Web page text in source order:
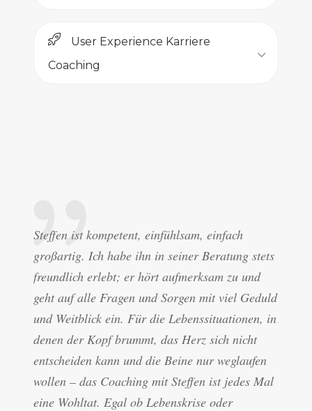
User Experience Karriere
Coaching
Steffen ist kompetent, einfühlsam, einfach
großartig. Ich habe ihn in seiner Beratung stets
freundlich erlebt; er hört aufmerksam zu und
geht auf alle Fragen und Sorgen mit viel Geduld
und Weitblick ein. Für die Lebenssituationen, in
denen der Kopf brummt, das Herz sich nicht
entscheiden kann und die Beine nur weglaufen
wollen – das Coaching mit Steffen ist jedes Mal
eine Wohltat. Egal ob Lebenskrise oder